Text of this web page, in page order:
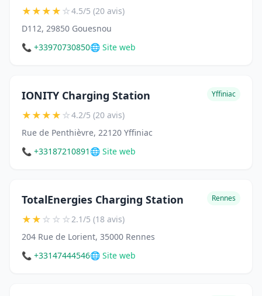
★★★★☆4.5/5 (20 avis)
D112, 29850 Gouesnou
📞 +33970730850🌐 Site web
IONITY Charging Station Yffiniac
★★★★☆4.2/5 (20 avis)
Rue de Penthièvre, 22120 Yffiniac
📞 +33187210891 🌐 Site web
TotalEnergies Charging Station Rennes
★★☆☆☆2.1/5 (18 avis)
204 Rue de Lorient, 35000 Rennes
📞 +33147444546🌐 Site web